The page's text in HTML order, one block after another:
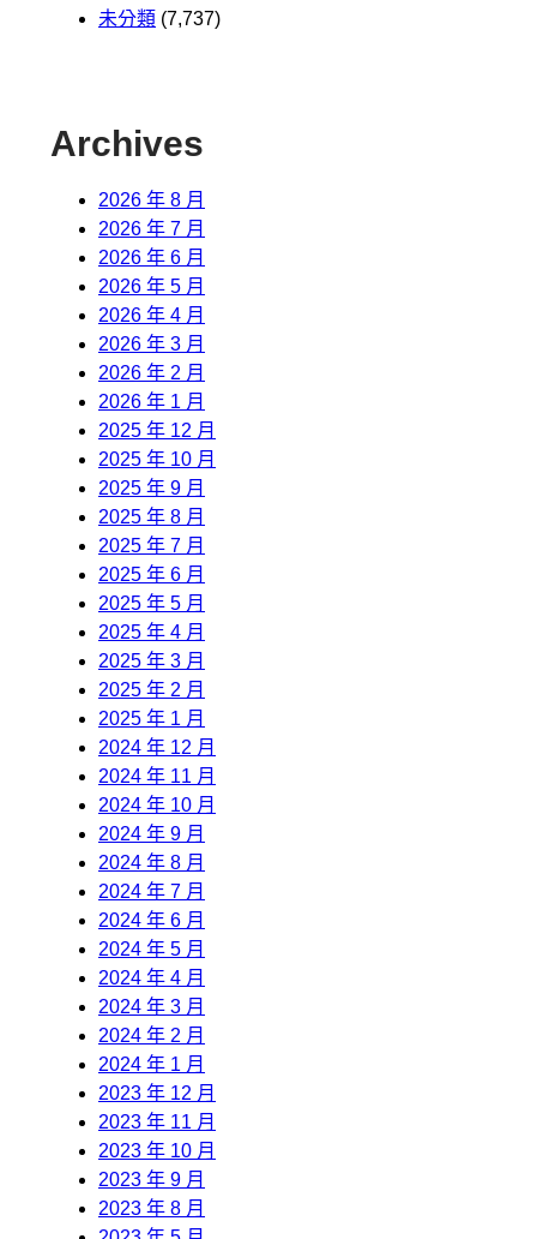
未分類 (7,737)
Archives
2026 年 8 月
2026 年 7 月
2026 年 6 月
2026 年 5 月
2026 年 4 月
2026 年 3 月
2026 年 2 月
2026 年 1 月
2025 年 12 月
2025 年 10 月
2025 年 9 月
2025 年 8 月
2025 年 7 月
2025 年 6 月
2025 年 5 月
2025 年 4 月
2025 年 3 月
2025 年 2 月
2025 年 1 月
2024 年 12 月
2024 年 11 月
2024 年 10 月
2024 年 9 月
2024 年 8 月
2024 年 7 月
2024 年 6 月
2024 年 5 月
2024 年 4 月
2024 年 3 月
2024 年 2 月
2024 年 1 月
2023 年 12 月
2023 年 11 月
2023 年 10 月
2023 年 9 月
2023 年 8 月